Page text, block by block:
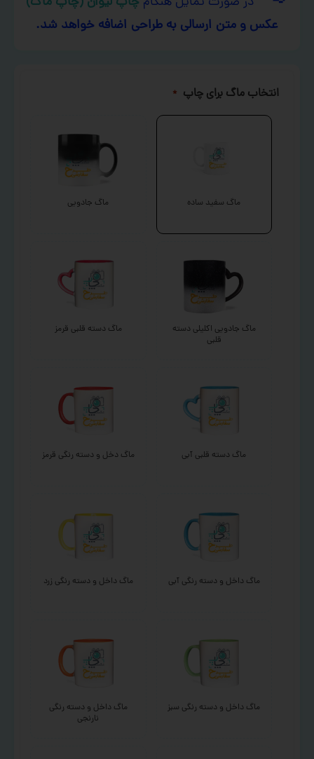
عکس و متن ارسالی به طراحی اضافه خواهد شد.
انتخاب ماگ برای چاپ *
ماگ سفید ساده ماگ جادویی
ماگ جادویی اکلیلی دسته
قلبی
ماگ دسته قلبی قرمز
ماگ دسته قلبی آبی ماگ دخل و دسته رنگی قرمز
ماگ داخل و دسته رنگی آبی ماگ داخل و دسته رنگی زرد
ماگ داخل و دسته رنگی سبز
ماگ داخل و دسته رنگی
نارنجی